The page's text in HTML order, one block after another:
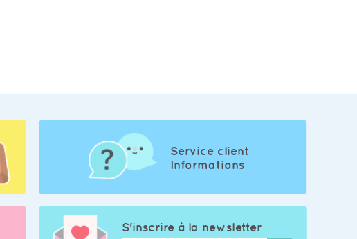
Service client
Informations
S'inscrire à la newsletter